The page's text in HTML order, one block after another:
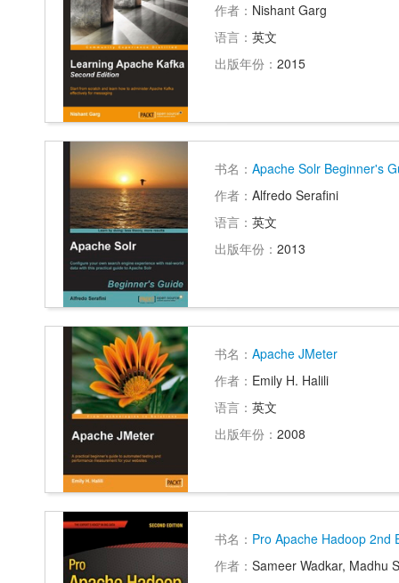
作者： Nishant Garg
语言： 英文
出版年份： 2015
书名： Apache Solr Beginner's
作者： Alfredo Serafini
语言： 英文
出版年份： 2013
书名： Apache JMeter
作者： Emily H. Halili
语言： 英文
出版年份： 2008
书名： Pro Apache Hadoop 2nd
作者： Sameer Wadkar, Madhu